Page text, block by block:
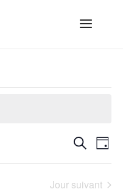
de
Recherche
de
Jour
Jour suivant